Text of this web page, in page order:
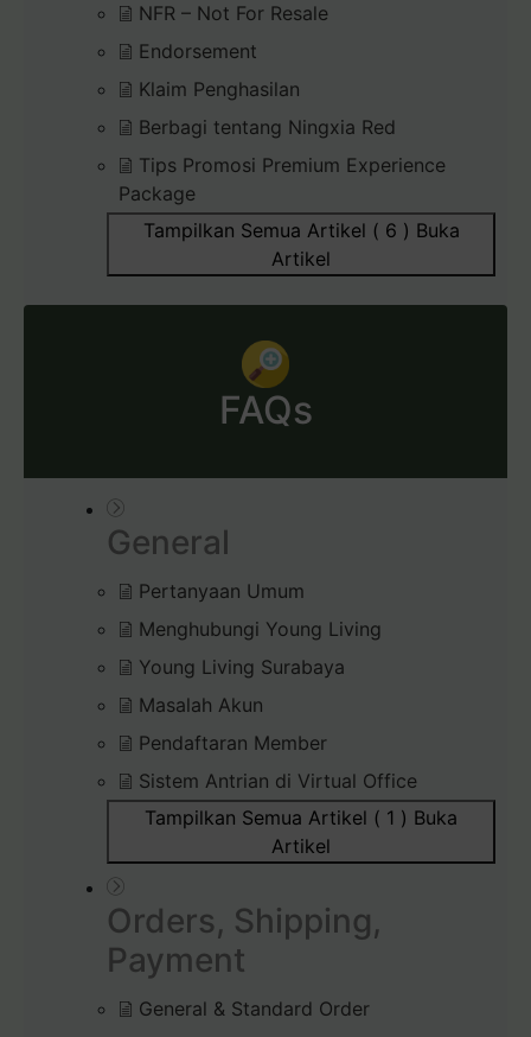
NFR – Not For Resale
Endorsement
Klaim Penghasilan
Berbagi tentang Ningxia Red
Tips Promosi Premium Experience
Package
Tampilkan Semua Artikel ( 6 ) Buka
Artikel
FAQs
General
Pertanyaan Umum
Menghubungi Young Living
Young Living Surabaya
Masalah Akun
Pendaftaran Member
Sistem Antrian di Virtual Office
Tampilkan Semua Artikel ( 1 ) Buka
Artikel
Orders, Shipping,
Payment
General & Standard Order